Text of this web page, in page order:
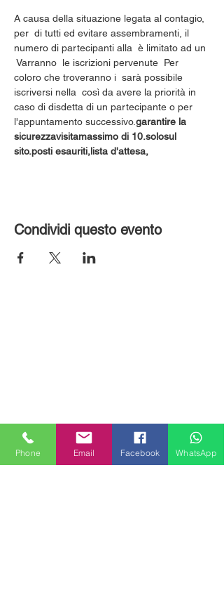
A causa della situazione legata al contagio,
per di tutti ed evitare assembramenti, il
numero di partecipanti alla è limitato ad un
Varranno le iscrizioni pervenute Per
coloro che troveranno i sarà possibile
iscriversi nella così da avere la priorità in
caso di disdetta di un partecipante o per
l'appuntamento successivo.garantire la
sicurezzavisitamassimo di 10.solosul
sito.posti esauriti,lista d'attesa,
Condividi questo evento
Phone Email Facebook WhatsApp